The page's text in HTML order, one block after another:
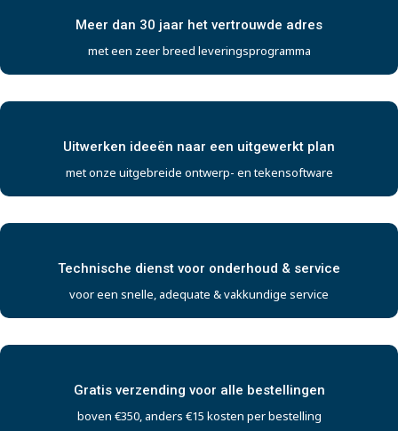
Meer dan 30 jaar het vertrouwde adres
met een zeer breed leveringsprogramma
Uitwerken ideeën naar een uitgewerkt plan
met onze uitgebreide ontwerp- en tekensoftware
Technische dienst voor onderhoud & service
voor een snelle, adequate & vakkundige service
Gratis verzending voor alle bestellingen
boven €350, anders €15 kosten per bestelling